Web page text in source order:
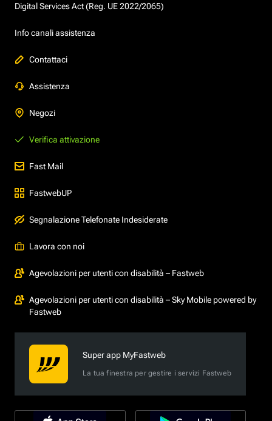
Digital Services Act (Reg. UE 2022/2065)
Info canali assistenza
Contattaci
Assistenza
Negozi
Verifica attivazione
Fast Mail
FastwebUP
Segnalazione Telefonate Indesiderate
Lavora con noi
Agevolazioni per utenti con disabilità – Fastweb
Agevolazioni per utenti con disabilità – Sky Mobile powered by
Fastweb
Super app MyFastweb
La tua finestra per gestire i servizi Fastweb